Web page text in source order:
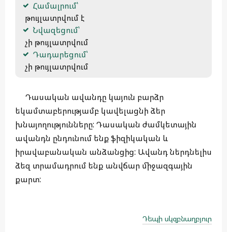
Համալրում՝
թույլատրվում է
Նվազեցում՝
չի թույլատրվում
Դադարեցում՝
չի թույլատրվում
Դասական ավանդը կայուն բարձր
եկամտաբերությամբ կավելացնի ձեր
խնայողությունները: Դասական ժամկետային
ավանդն ընդունում ենք ֆիզիկական և
իրավաբանական անձանցից: Ավանդ ներդնելիս
ձեզ տրամադրում ենք անվճար միջազգային
քարտ:
Դեպի սկզբնաղբյուր